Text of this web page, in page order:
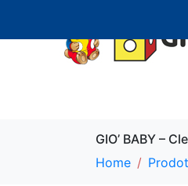
GIO’ BABY –
Home